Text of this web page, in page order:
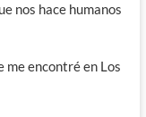
nos hace humanos
me encontré en Los